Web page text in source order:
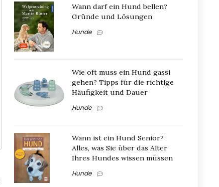
Wann darf ein Hund bellen?
Gründe und Lösungen
Hunde
Wie oft muss ein Hund gassi
gehen? Tipps für die richtige
Häufigkeit und Dauer
Hunde
Wann ist ein Hund Senior?
Alles, was Sie über das Alter
Ihres Hundes wissen müssen
Hunde